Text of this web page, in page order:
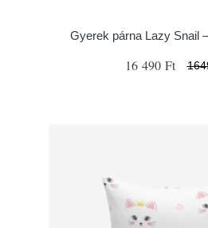
Gyerek párna Lazy Snail
16 490 Ft